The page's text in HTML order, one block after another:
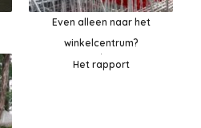
Even alleen naar het
winkelcentrum?
Het rapport